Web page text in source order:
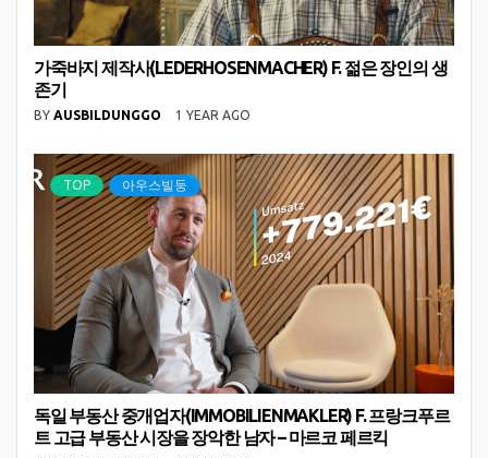
가죽바지 제작사(LEDERHOSENMACHER) F. 젊은 장인의 생
존기
BY AUSBILDUNGGO 1 YEAR AGO
TOP 아우스빌둥
독일 부동산 중개업자(IMMOBILIENMAKLER) F. 프랑크푸르
트 고급 부동산 시장을 장악한 남자 – 마르코 페르킥